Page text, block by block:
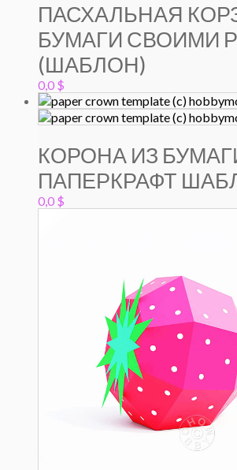
ПАСХАЛЬНАЯ
БУМАГИ СВОИМИ
(ШАБЛОН)
0,0 $
КОРОНА ИЗ
ПАПЕРКРАФТ
0,0 $